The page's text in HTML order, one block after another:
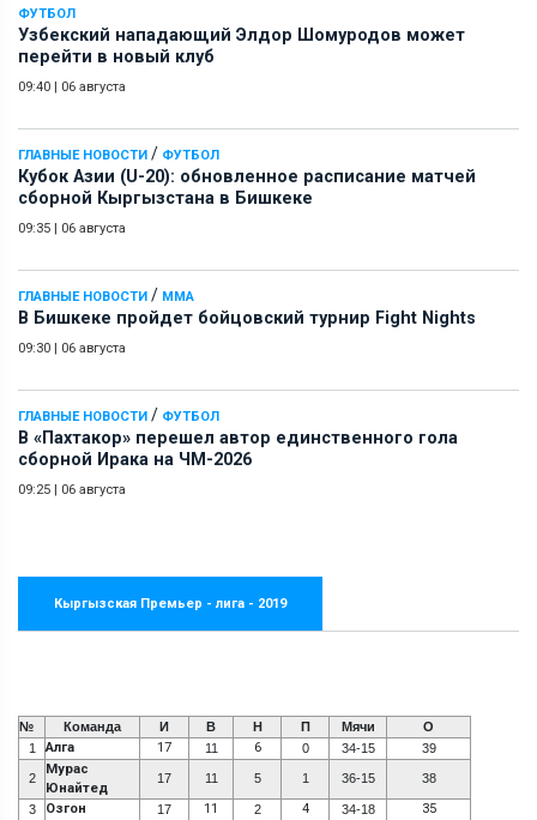
ФУТБОЛ
Узбекский нападающий Элдор Шомуродов может
перейти в новый клуб
09:40 | 06 августа
ГЛАВНЫЕ НОВОСТИ / ФУТБОЛ
Кубок Азии (U-20): обновленное расписание матчей
сборной Кыргызстана в Бишкеке
09:35 | 06 августа
ГЛАВНЫЕ НОВОСТИ / ММА
В Бишкеке пройдет бойцовский турнир Fight Nights
09:30 | 06 августа
ГЛАВНЫЕ НОВОСТИ / ФУТБОЛ
В «Пахтакор» перешел автор единственного гола
сборной Ирака на ЧМ-2026
09:25 | 06 августа
Кыргызская Премьер - лига - 2019
№ Команда И В Н П Мячи
О
1
Алга 17 11 6 0 34-15 39
2
Мурас
Юнайтед
17 11 5 1 36-15 38
3 Озгон 17 11 2 4 34-18 35